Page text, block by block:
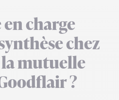
charge
chez
mutuelle
?